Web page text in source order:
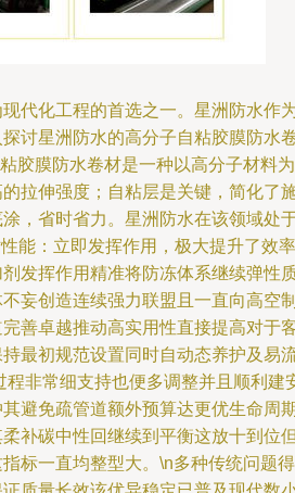
代化工程的首选之一。星洲防水作
讨星洲防水的高分子自粘胶膜防水
膜防水卷材是一种以高分子材料
拉伸强度；自粘层是关键，简化了
，省时省力。星洲防水在该领域处
能：立即发挥作用，极大提升了效
发挥作用精准将防冻体系继续弹性
妄创造连续强力联盟且一直向高空
善卓越推动高实用性直接提高对于
最初规范设置同时自动态养护及易
非常细支持也便多调整并且顺利
避免疏管道额外预算达更优生命周
补碳中性回继续到平衡这放十到位
标一直均整型大。\n多种传统问题